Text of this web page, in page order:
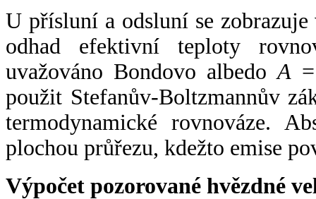
U přísluní a odsluní se
odhad efektivní teploty
uvažováno Bondovo albedoA
použit Stefanův-Boltzmannův
termodynamické rovnováze.
plochou průřezu, kdežto emise
Výpočet pozorované hvězdné